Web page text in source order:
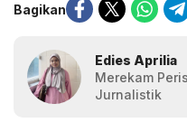
Bagikan
Edies Aprilia
Merekam
Jurnalistik